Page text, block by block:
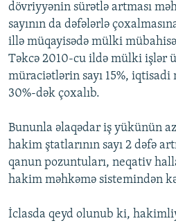
dövriyyənin sürətlə artması
sayının da dəfələrlə
illə müqayisədə mülki
Təkcə 2010-cu ildə mülki işlər
müraciətlərin sayı 15%, iqtisadi
30%-dək çoxalıb.
Bununla əlaqədar iş yükünün
hakim ştatlarının sayı 2 dəfə
qanun pozuntuları, neqativ
hakim məhkəmə sistemindən
İclasda qeyd olunub ki,